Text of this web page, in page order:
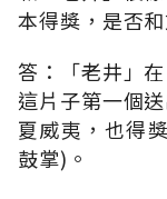
本得獎，是否
答：「老井」
這片子第一個
夏威夷，也得
鼓掌)。